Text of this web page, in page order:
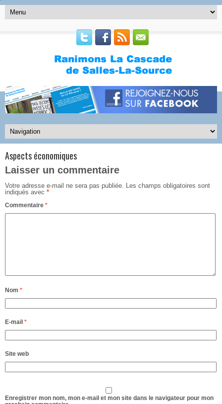
Aspects économiques
Laisser un commentaire
Votre adresse e-mail ne sera pas publiée.
Les champs obligatoires sont
indiqués avec *
Commentaire *
Nom *
E-mail *
Site web
Enregistrer mon nom, mon e-mail et mon site dans le navigateur pour mon